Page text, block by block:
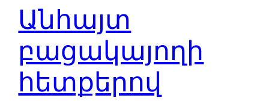
Անհայտ
բացակայողի
հետքերով